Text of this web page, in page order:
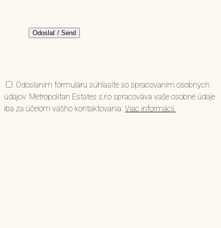
Odoslaním formuláru súhlasíte so spracovaním osobných
údajov. Metropolitan Estates s.r.o spracováva vaše osobné údaje
iba za účelom vášho kontaktovania. Viac informácií.